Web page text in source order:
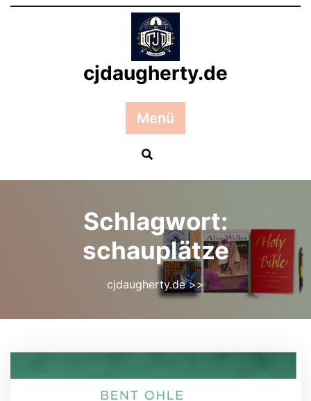
Zum
cjdaugherty.de
Menü
Schlagwort:
schauplätze
cjdaugherty.de>>